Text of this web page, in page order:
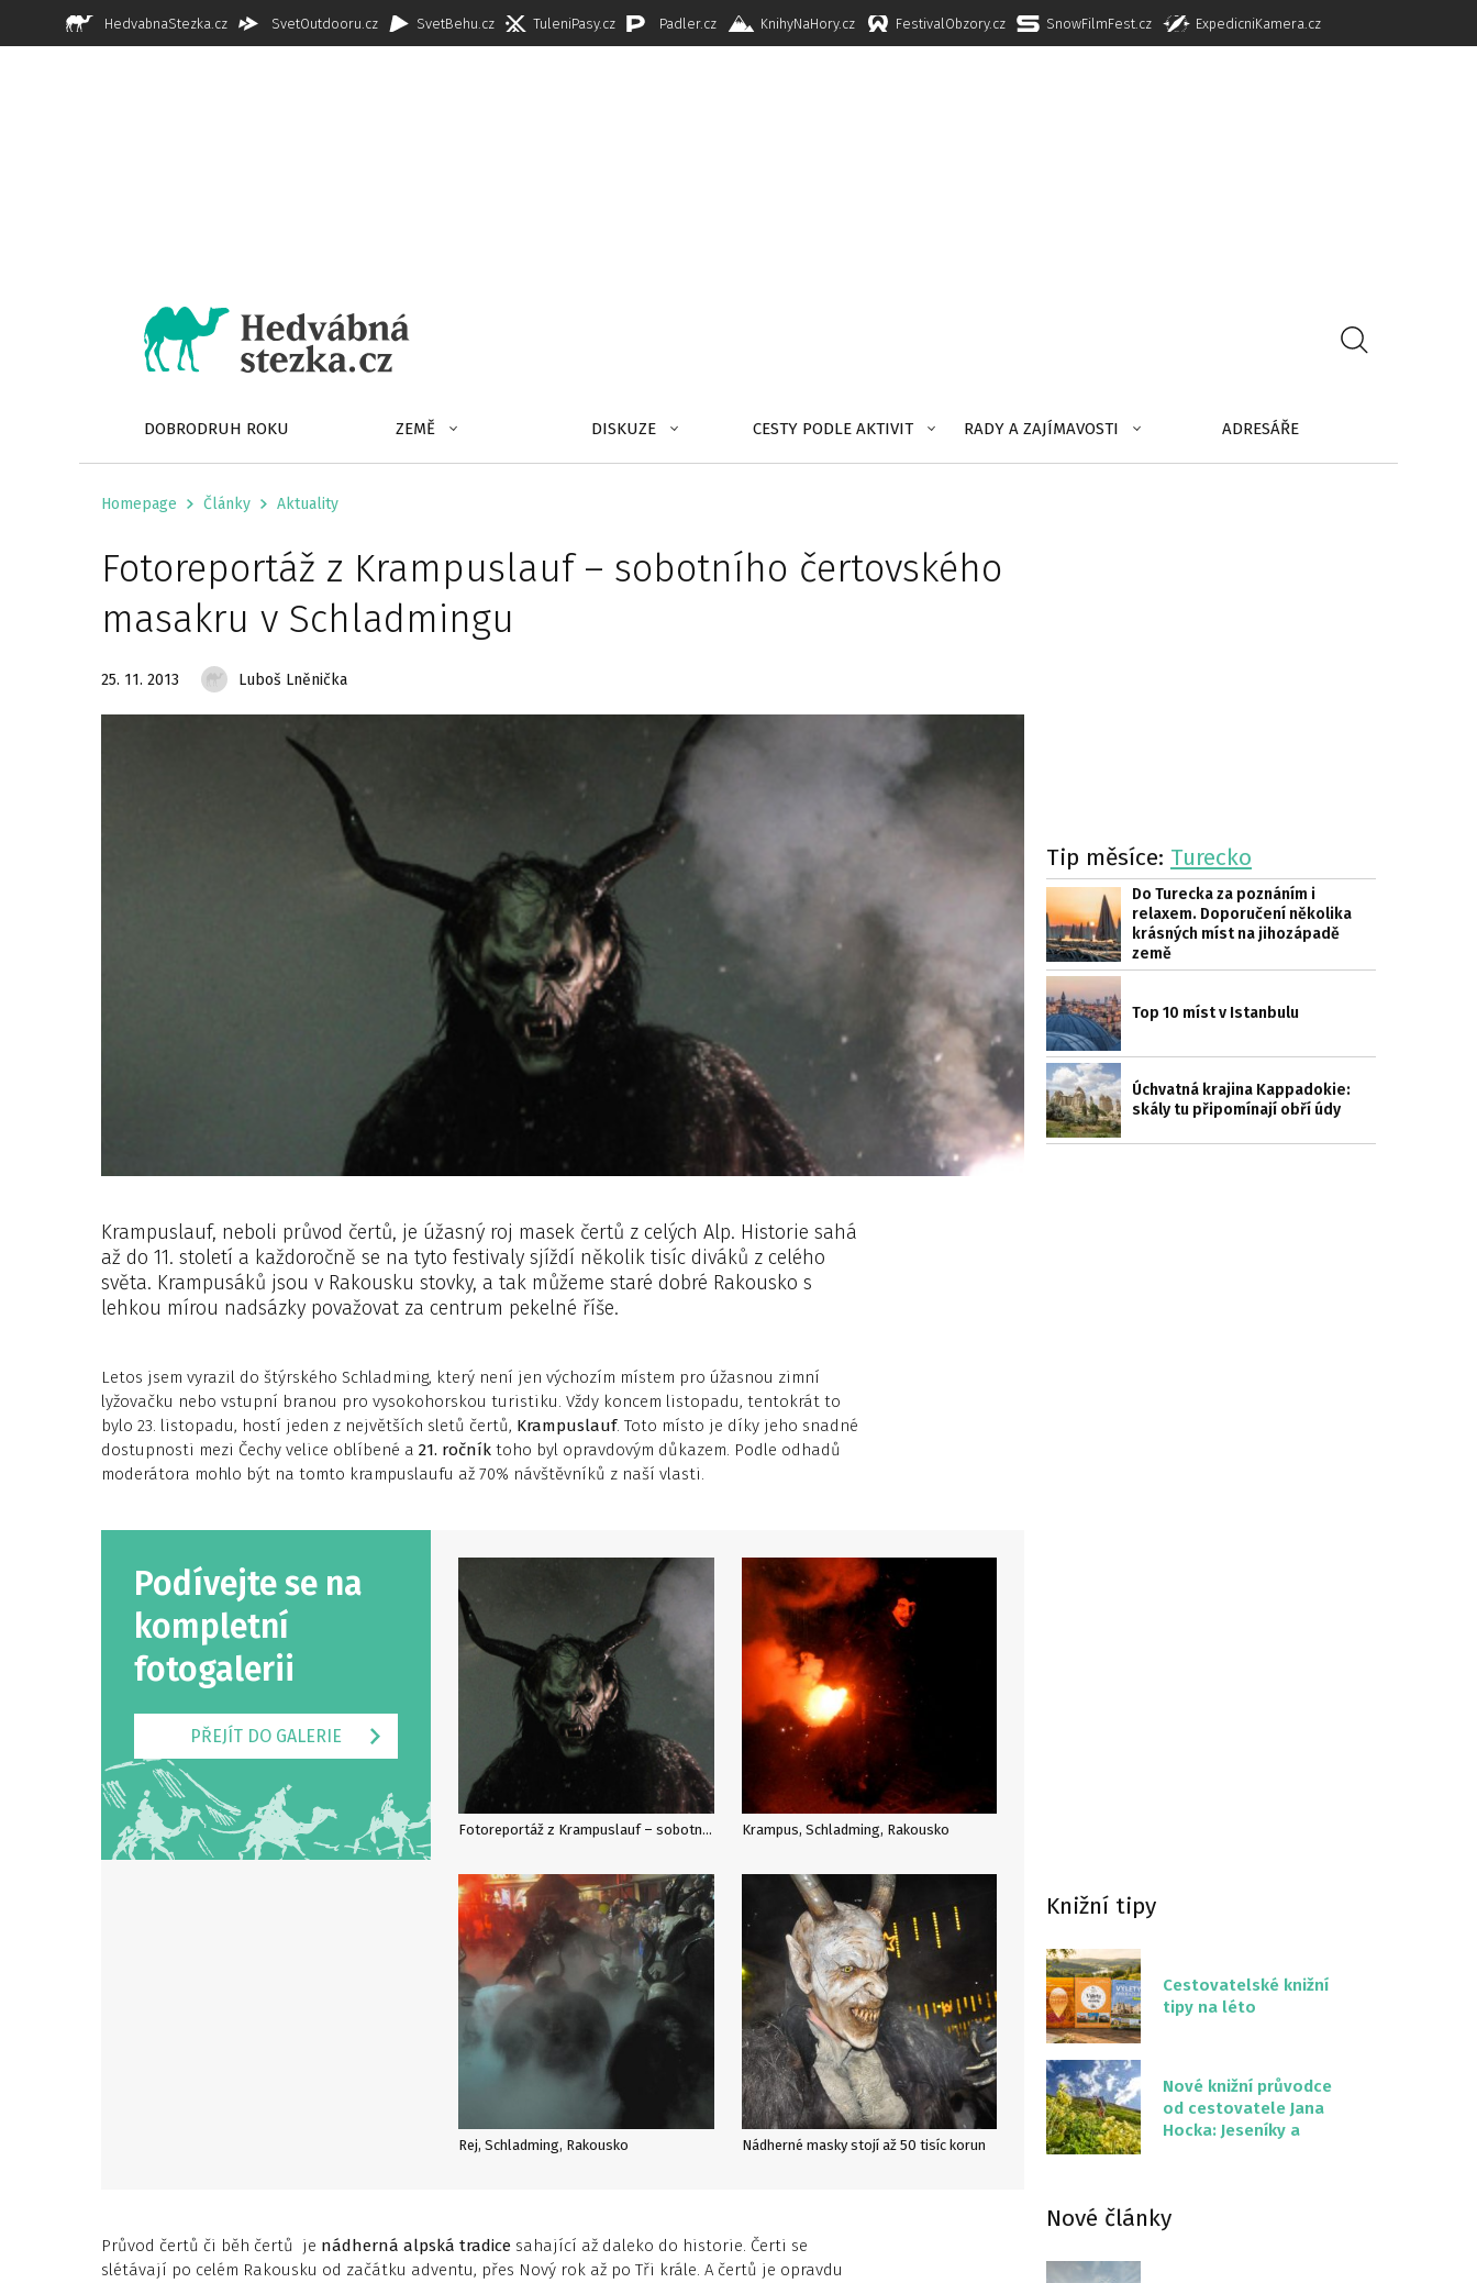
HedvabnaStezka.cz SvetOutdooru.cz SvetBehu.cz TuleniPasy.cz Padler.cz KnihyNaHory.cz FestivalObzory.cz SnowFilmFest.cz ExpedicniKamera.cz
DOBRODRUH ROKU ZEMĚ DISKUZE CESTY PODLE AKTIVIT RADY A ZAJÍMAVOSTI ADRESÁŘE
Homepage Články Aktuality
Fotoreportáž z Krampuslauf – sobotního čertovského
masakru v Schladmingu
25. 11. 2013 Luboš Lněnička
Krampuslauf, neboli průvod čertů, je úžasný roj masek čertů z celých Alp. Historie sahá
až do 11. století a každoročně se na tyto festivaly sjíždí několik tisíc diváků z celého
světa. Krampusáků jsou v Rakousku stovky, a tak můžeme staré dobré Rakousko s
lehkou mírou nadsázky považovat za centrum pekelné říše.
Letos jsem vyrazil do štýrského Schladming, který není jen výchozím místem pro úžasnou zimní
lyžovačku nebo vstupní branou pro vysokohorskou turistiku. Vždy koncem listopadu, tentokrát to
bylo 23. listopadu, hostí jeden z největších sletů čertů, Krampuslauf. Toto místo je díky jeho snadné
dostupnosti mezi Čechy velice oblíbené a 21. ročník toho byl opravdovým důkazem. Podle odhadů
moderátora mohlo být na tomto krampuslaufu až 70% návštěvníků z naší vlasti.
Podívejte se na
kompletní
fotogalerii
PŘEJÍT DO GALERIE
Fotoreportáž z Krampuslauf – sobotního čertovského masakru v Schladmingu Krampus, Schladming, Rakousko
Rej, Schladming, Rakousko Nádherné masky stojí až 50 tisíc korun
Průvod čertů či běh čertů je nádherná alpská tradice sahající až daleko do historie. Čerti se
slétávají po celém Rakousku od začátku adventu, přes Nový rok až po Tři krále. A čertů je opravdu
Tip měsíce: Turecko
Do Turecka za poznáním i
relaxem. Doporučení několika
krásných míst na jihozápadě
země
Top 10 míst v Istanbulu
Úchvatná krajina Kappadokie:
skály tu připomínají obří údy
Knižní tipy
Cestovatelské knižní
tipy na léto
Nové knižní průvodce
od cestovatele Jana
Hocka: Jeseníky a
Nové články